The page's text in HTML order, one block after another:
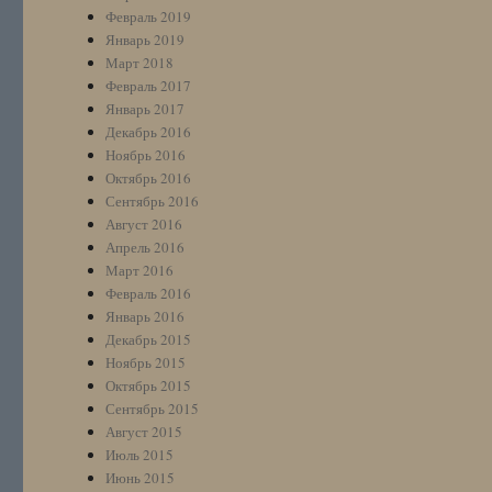
Февраль 2019
Январь 2019
Март 2018
Февраль 2017
Январь 2017
Декабрь 2016
Ноябрь 2016
Октябрь 2016
Сентябрь 2016
Август 2016
Апрель 2016
Март 2016
Февраль 2016
Январь 2016
Декабрь 2015
Ноябрь 2015
Октябрь 2015
Сентябрь 2015
Август 2015
Июль 2015
Июнь 2015